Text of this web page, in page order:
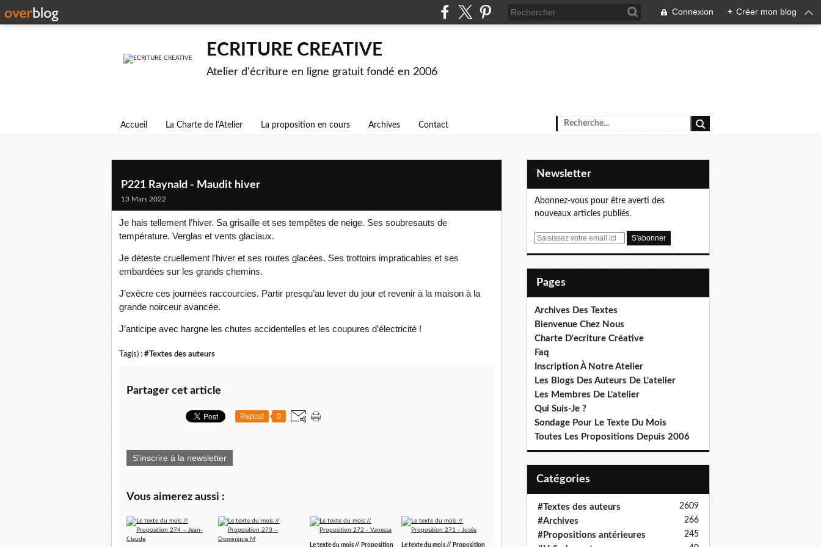
Connexion + Créer mon blog
ECRITURE CREATIVE
Atelier d'écriture en ligne gratuit fondé en 2006
Accueil La Charte de l'Atelier La proposition en cours Archives Contact
P221 Raynald - Maudit hiver
13 Mars 2022
Je hais tellement l’hiver. Sa grisaille et ses tempêtes de neige. Ses soubresauts de
température. Verglas et vents glaciaux.
Je déteste cruellement l’hiver et ses routes glacées. Ses trottoirs impraticables et ses
embardées sur les grands chemins.
J’exècre ces journées raccourcies. Partir presqu’au lever du jour et revenir à la maison à la
grande noirceur avancée.
J’anticipe avec hargne les chutes accidentelles et les coupures d’électricité !
Tag(s) : #Textes des auteurs
Partager cet article
Repost 0
S'inscrire à la newsletter
Vous aimerez aussi :
Le texte du mois // Proposition Le texte du mois // Proposition
Newsletter
Abonnez-vous pour être averti des
nouveaux articles publiés.
E
Pages
Archives Des Textes
Bienvenue Chez Nous
Charte D'ecriture Créative
Faq
Inscription À Notre Atelier
Les Blogs Des Auteurs De L'atelier
Les Membres De L'atelier
Qui Suis-Je ?
Sondage Pour Le Texte Du Mois
Toutes Les Propositions Depuis 2006
Catégories
#Textes des auteurs 2609
#Archives 266
#Propositions antérieures 245